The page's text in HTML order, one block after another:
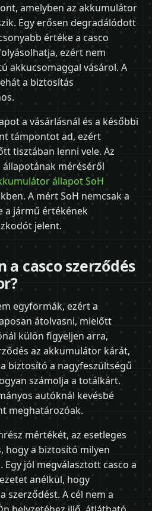
amelyben az akkumulátor
Egy erősen degradálódott
értéke a casco
ezért nem
akkucsomaggal vásárol. A
a biztosítás
a vásárlásnál és a későbbi
támpontot ad, ezért
tisztában lenni vele. Az
méréséről
állapot SoH
A mért SoH nemcsak a
a jármű értékének
jelent.
casco szerződés
egyformák, ezért a
átolvasni, mielőtt
külön figyeljen arra,
az akkumulátor kárát,
biztosító a nagyfeszültségű
számolja a totálkárt.
autóknál kevésbé
meghatározóak.
mértékét, az esetleges
hogy a biztosító milyen
jól megválasztott casco a
anélkül, hogy
szerződést. A cél nem a